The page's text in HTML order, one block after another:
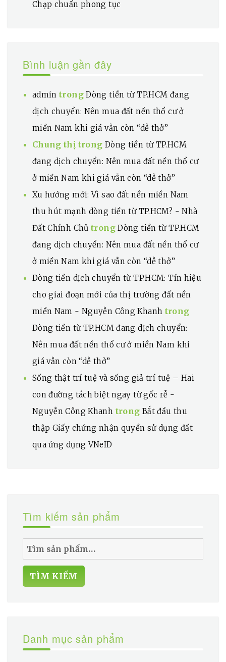
Chạp chuẩn phong tục
Bình luận gần đây
admin trongDòng tiền từ TP.HCM đang
dịch chuyển: Nên mua đất nền thổ cư ở
miền Nam khi giá vẫn còn “dễ thở”
Chung thị trong Dòng tiền từ TP.HCM
đang dịch chuyển: Nên mua đất nền thổ cư
ở miền Nam khi giá vẫn còn “dễ thở”
Xu hướng mới: Vì sao đất nền miền Nam
thu hút mạnh dòng tiền từ TP.HCM? - Nhà
Đất Chính Chủ trongDòng tiền từ TP.HCM
đang dịch chuyển: Nên mua đất nền thổ cư
ở miền Nam khi giá vẫn còn “dễ thở”
Dòng tiền dịch chuyển từ TP.HCM: Tín hiệu
cho giai đoạn mới của thị trường đất nền
miền Nam - Nguyễn Công Khanh trong
Dòng tiền từ TP.HCM đang dịch chuyển:
Nên mua đất nền thổ cư ở miền Nam khi
giá vẫn còn “dễ thở”
Sống thật trí tuệ và sống giả trí tuệ – Hai
con đường tách biệt ngay từ gốc rễ -
Nguyễn Công Khanh trong Bắt đầu thu
thập Giấy chứng nhận quyền sử dụng đất
qua ứng dụng VNeID
Tìm kiếm sản phẩm
Tìm
kiếm:
TÌM KIẾM
Danh mục sản phẩm